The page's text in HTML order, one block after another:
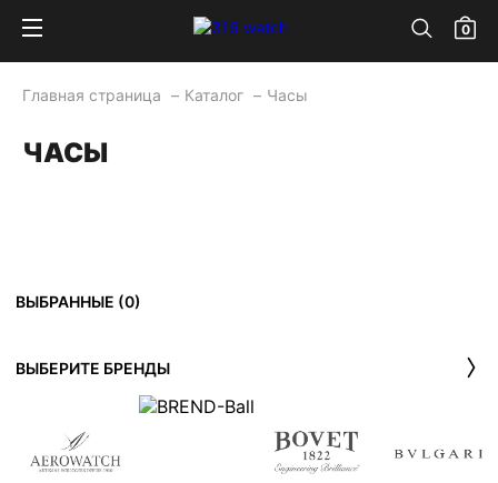
0
Главная страница Каталог Часы
ЧАСЫ
ВЫБРАННЫЕ (0)
ВЫБЕРИТЕ БРЕНДЫ